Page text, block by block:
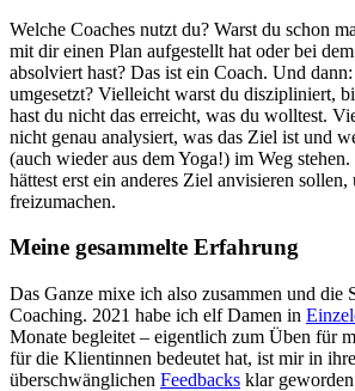
Welche Coaches nutzt du? Warst du schon
mit dir einen Plan aufgestellt hat oder bei
absolviert hast? Das ist ein Coach. Und
umgesetzt? Vielleicht warst du diszipliniert,
hast du nicht das erreicht, was du wolltest.
nicht genau analysiert, was das Ziel ist und
(auch wieder aus dem Yoga!) im Weg
hättest erst ein anderes Ziel anvisieren sollen,
freizumachen.
Meine gesammelte Erfahrung
Das Ganze mixe ich also zusammen und die
Coaching. 2021 habe ich elf Damen in
Monate begleitet – eigentlich zum Üben für
für die Klientinnen bedeutet hat, ist mir in
überschwänglichen Feedbacks klar